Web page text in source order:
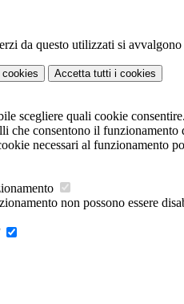
da questo utilizzati si
cookies Accetta tutti i cookies
scegliere quali cookie consentire.
che consentono il
necessari al funzionamento
non possono essere